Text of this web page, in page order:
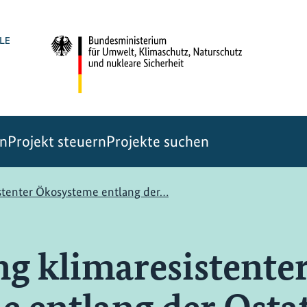
Projekt steuernProjekte suchen
Ökosysteme entlang der…